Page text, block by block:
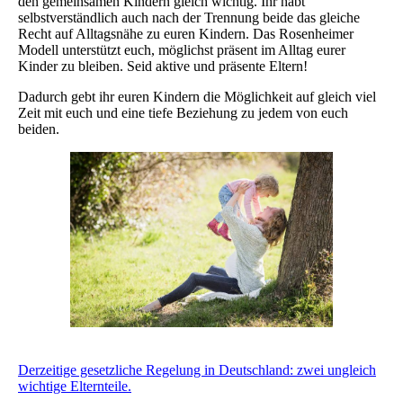
selbstverständlich auch nach der Trennung beide das gleiche
Recht auf Alltagsnähe zu euren Kindern. Das Rosenheimer
Modell unterstützt euch, möglichst präsent im Alltag eurer
Kinder zu bleiben. Seid aktive und präsente Eltern!
Dadurch gebt ihr euren Kindern die Möglichkeit auf gleich viel
Zeit mit euch und eine tiefe Beziehung zu jedem von euch
beiden.
Derzeitige gesetzliche Regelung in Deutschland: zwei ungleich
wichtige Elternteile.